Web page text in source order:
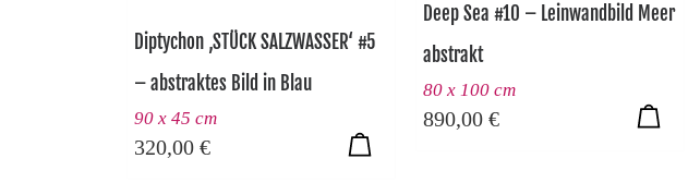
Diptychon ‚STÜCK SALZWASSER‘ #5
– abstraktes Bild in Blau
90 x 45 cm
320,00 €
Deep Sea #10 – Leinwandbild Meer
abstrakt
80 x 100 cm
890,00 €